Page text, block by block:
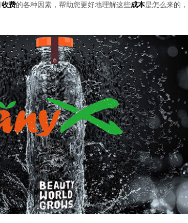
收费的各种因素，帮助您更好地理解这些成本是怎么来的